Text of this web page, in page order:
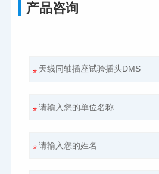
产品咨询